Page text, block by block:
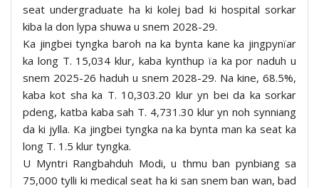
seat undergraduate ha ki kolej bad ki hospital sorkar
kiba la don lypa shuwa u snem 2028-29.
Ka jingbei tyngka baroh na ka bynta kane ka jingpynïar
ka long T. 15,034 klur, kaba kynthup ïa ka por naduh u
snem 2025-26 haduh u snem 2028-29. Na kine, 68.5%,
kaba kot sha ka T. 10,303.20 klur yn bei da ka sorkar
pdeng, katba kaba sah T. 4,731.30 klur yn noh synniang
da ki jylla. Ka jingbei tyngka na ka bynta man ka seat ka
long T. 1.5 klur tyngka.
U Myntri Rangbahduh Modi, u thmu ban pynbiang sa
75,000 tylli ki medical seat ha ki san snem ban wan, bad